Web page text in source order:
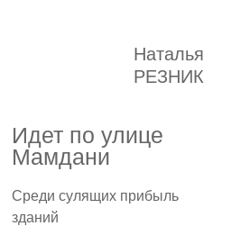
Наталья
РЕЗНИК
Идет по улице
Мамдани
Среди сулящих прибыль
зданий